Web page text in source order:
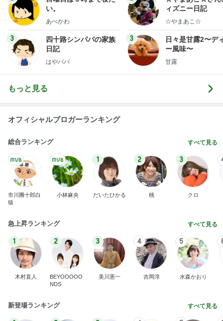
い。
あべかわ
3
四十路シンパパの家族
日記
はやパパ
ィズニー日記
☆やまあこ☆
3
日々是甘露2〜デ
ー風味〜
甘露
もっと見る
オフィシャルブロガーランキング
総合ランキング すべて見る
市川團十郎白
猿
小林麻央
1
だいたひかる
2
桃
3
クロ
急上昇ランキング すべて見る
1
木村直人
2
BEYOOOOO
NDS
3
美川憲一
4
吉岡淳
5
水森かおり
新登場ランキング すべて見る